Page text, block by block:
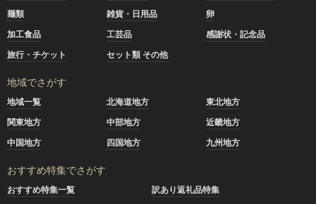
麺類
雑貨・日用品
卵
加工食品
工芸品
感謝状・記念品
旅行・チケット
セット類 その他
地域でさがす
地域一覧 北海道地方
東北地方
関東地方
中部地方
近畿地方
中国地方
四国地方 九州地方
おすすめ特集でさがす
おすすめ特集一覧
訳あり返礼品特集